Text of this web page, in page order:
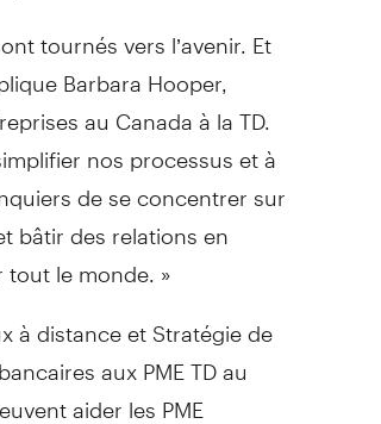
tournés vers l’avenir. Et
Barbara Hooper,
au Canada à la TD.
nos processus et à
de se concentrer sur
bâtir des relations en
le monde. »
à distance et Stratégie de
aux PME TD au
aider les PME